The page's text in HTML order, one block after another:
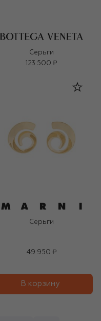
Серьги
123 500 ₽
Серьги
49 950 ₽
В корзину